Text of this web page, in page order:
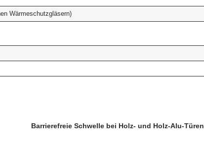
Wärmeschutzgläsern)
Barrierefreie Schwelle bei Holz- und Holz-Alu-Türen